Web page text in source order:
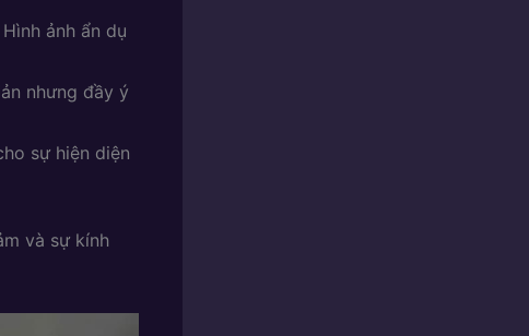
ảnh ẩn dụ
nhưng đầy ý
sự hiện diện
và sự kính